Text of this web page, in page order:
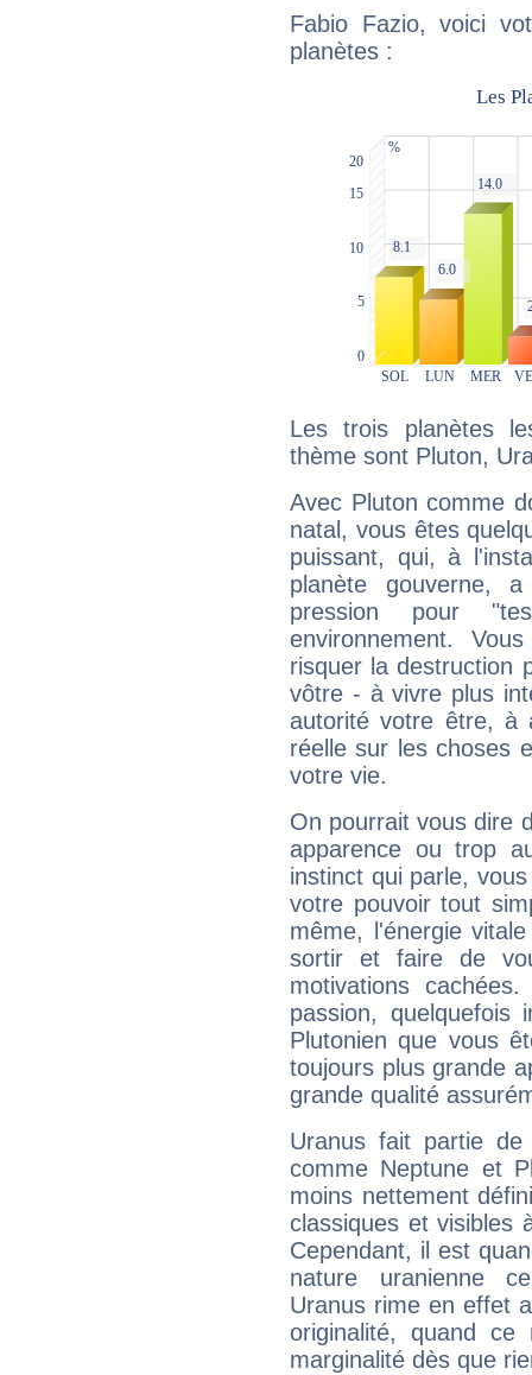
Fabio Fazio, voici
planètes :
Les trois planètes
thème sont Pluton,
Avec Pluton comme
natal, vous êtes
puissant, qui, à
planète gouverne,
pression pour
environnement.
risquer la destruction
vôtre - à vivre plus
autorité votre être, à
réelle sur les choses
votre vie.
On pourrait vous dire
apparence ou trop
instinct qui parle,
votre pouvoir tout
même, l'énergie
sortir et faire de
motivations
passion, quelquefois
Plutonien que vous
toujours plus grande
grande qualité
Uranus fait partie
comme Neptune et
moins nettement
classiques et visibles
Cependant, il est
nature uranienne
Uranus rime en effet
originalité, quand ce
marginalité dès que